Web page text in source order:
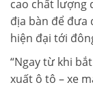
cao chất lượng
địa bàn để đưa
hiện đại tới
“Ngay từ khi
xuất ô tô – xe